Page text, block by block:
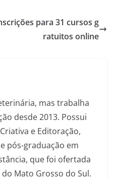
para 31 cursos g
ratuitos online
mas trabalha
desde 2013. Possui
e Editoração,
pós-graduação em
que foi ofertada
Mato Grosso do Sul.